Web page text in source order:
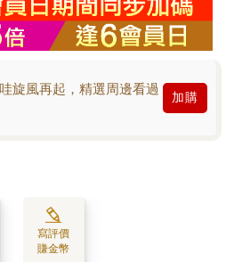
旋風再起，精選周邊看過
加購
寫評價
賺金幣